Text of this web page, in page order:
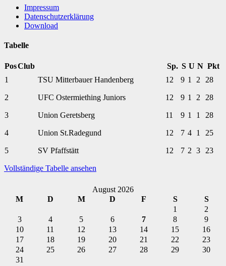
Impressum
Datenschutzerklärung
Download
Tabelle
PosClub Sp. S U N Pkt
1
TSU Mitterbauer Handenberg 12 9 1 2 28
2 UFC Ostermiething Juniors 12 9 1 2 28
3 Union Geretsberg 11 9 1 1 28
4 Union St.Radegund 12 7 4 1 25
5 SV Pfaffstätt 12 7 2 3 23
Vollständige Tabelle ansehen
August 2026
M
D M D F S
S
1
2
3
4 5 6 7 8
9
10
11 12 13 14 15
16
17
18 19 20 21 22
23
24
25 26 27 28 29
30
31